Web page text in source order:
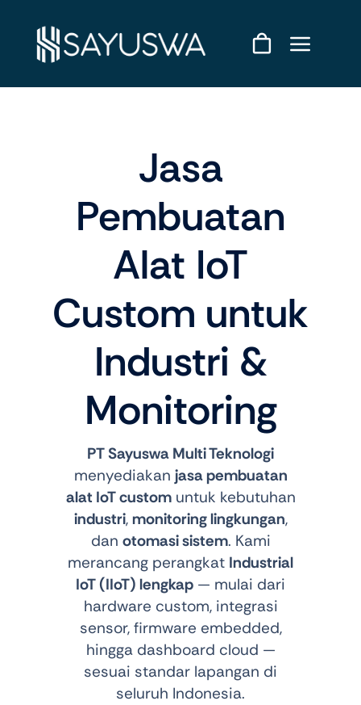
content
Jasa
Pembuatan
Alat IoT
Custom untuk
Industri &
Monitoring
PT Sayuswa Multi Teknologi
menyediakan jasa pembuatan
alat IoT customuntuk kebutuhan
industri, monitoring lingkungan,
dan otomasi sistem. Kami
merancang perangkat Industrial
IoT (IIoT) lengkap — mulai dari
hardware custom, integrasi
sensor, firmware embedded,
hingga dashboard cloud —
sesuai standar lapangan di
seluruh Indonesia.